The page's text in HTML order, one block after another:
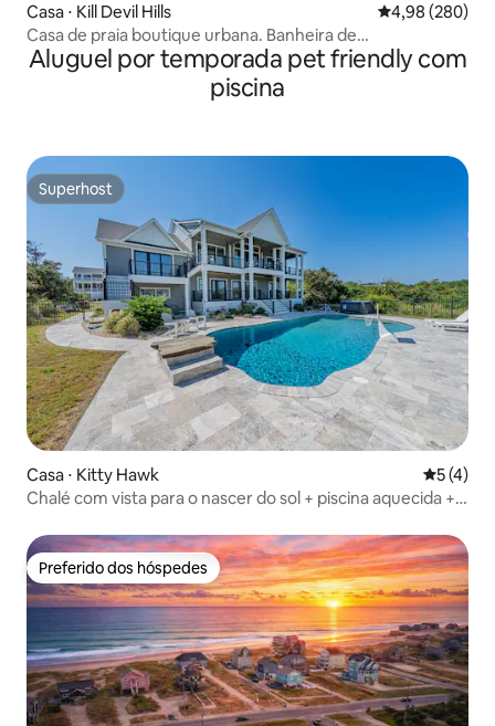
Casa ⋅ Kill Devil Hills 4,98 de uma
4,98 (280)
Casa de praia boutique urbana. Banheira de
hidromassagem. Carregador de veículos elétricos
Aluguel por temporada pet friendly com
piscina
Superhost
Superhost
Casa ⋅ Kitty Hawk 5 de
5 (4)
Chalé com vista para o nascer do sol + piscina aquecida +
Preferido dos hóspedes
Preferido dos hóspedes